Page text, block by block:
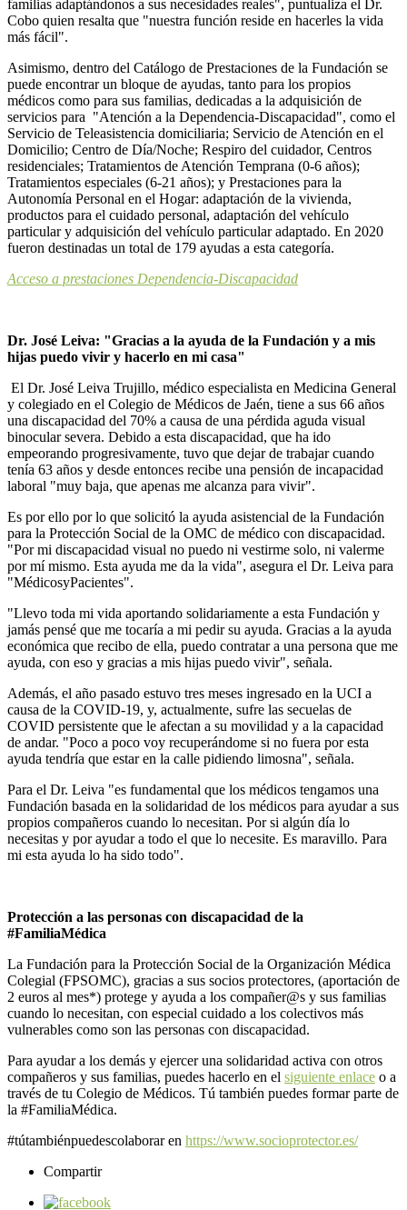
familias adaptándonos a sus necesidades reales", puntualiza el Dr.
Cobo quien resalta que "nuestra función reside en hacerles la vida
más fácil".
Asimismo, dentro del Catálogo de Prestaciones de la Fundación se
puede encontrar un bloque de ayudas, tanto para los propios
médicos como para sus familias, dedicadas a la adquisición de
servicios para "Atención a la Dependencia-Discapacidad", como el
Servicio de Teleasistencia domiciliaria; Servicio de Atención en el
Domicilio; Centro de Día/Noche; Respiro del cuidador, Centros
residenciales; Tratamientos de Atención Temprana (0-6 años);
Tratamientos especiales (6-21 años); y Prestaciones para la
Autonomía Personal en el Hogar: adaptación de la vivienda,
productos para el cuidado personal, adaptación del vehículo
particular y adquisición del vehículo particular adaptado. En 2020
fueron destinadas un total de 179 ayudas a esta categoría.
Acceso a prestaciones Dependencia-Discapacidad
Dr. José Leiva: "Gracias a la ayuda de la Fundación y a mis
hijas puedo vivir y hacerlo en mi casa"
El Dr. José Leiva Trujillo, médico especialista en Medicina General
y colegiado en el Colegio de Médicos de Jaén, tiene a sus 66 años
una discapacidad del 70% a causa de una pérdida aguda visual
binocular severa. Debido a esta discapacidad, que ha ido
empeorando progresivamente, tuvo que dejar de trabajar cuando
tenía 63 años y desde entonces recibe una pensión de incapacidad
laboral "muy baja, que apenas me alcanza para vivir".
Es por ello por lo que solicitó la ayuda asistencial de la Fundación
para la Protección Social de la OMC de médico con discapacidad.
"Por mi discapacidad visual no puedo ni vestirme solo, ni valerme
por mí mismo. Esta ayuda me da la vida", asegura el Dr. Leiva para
"MédicosyPacientes".
"Llevo toda mi vida aportando solidariamente a esta Fundación y
jamás pensé que me tocaría a mi pedir su ayuda. Gracias a la ayuda
económica que recibo de ella, puedo contratar a una persona que me
ayuda, con eso y gracias a mis hijas puedo vivir", señala.
Además, el año pasado estuvo tres meses ingresado en la UCI a
causa de la COVID-19, y, actualmente, sufre las secuelas de
COVID persistente que le afectan a su movilidad y a la capacidad
de andar. "Poco a poco voy recuperándome si no fuera por esta
ayuda tendría que estar en la calle pidiendo limosna", señala.
Para el Dr. Leiva "es fundamental que los médicos tengamos una
Fundación basada en la solidaridad de los médicos para ayudar a sus
propios compañeros cuando lo necesitan. Por si algún día lo
necesitas y por ayudar a todo el que lo necesite. Es maravillo. Para
mi esta ayuda lo ha sido todo".
Protección a las personas con discapacidad de la
#FamiliaMédica
La Fundación para la Protección Social de la Organización Médica
Colegial (FPSOMC), gracias a sus socios protectores, (aportación de
2 euros al mes*) protege y ayuda a los compañer@s y sus familias
cuando lo necesitan, con especial cuidado a los colectivos más
vulnerables como son las personas con discapacidad.
Para ayudar a los demás y ejercer una solidaridad activa con otros
compañeros y sus familias, puedes hacerlo en el siguiente enlace o a
través de tu Colegio de Médicos. Tú también puedes formar parte de
la #FamiliaMédica.
#tútambiénpuedescolaborar en https://www.socioprotector.es/
Compartir